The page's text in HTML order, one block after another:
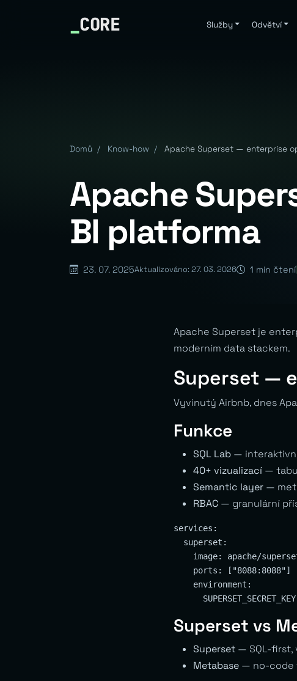
_CORE Služby Odvětví
Domů / Know-how / Apache Superset — enterprise
Apache
BI platforma
23. 07. 2025Aktualizováno: 27. 03. 2026 1 min čtení
Apache Superset je
moderním data stackem.
Superset —
Vyvinutý Airbnb, dnes
Funkce
SQL Lab —
40+ vizualizací —
Semantic layer —
RBAC — granulární
services:
  superset:
image: apache/
    ports: ["8088:8088"]
    environment:
Superset vs
Superset — SQL-first,
Metabase — no-code